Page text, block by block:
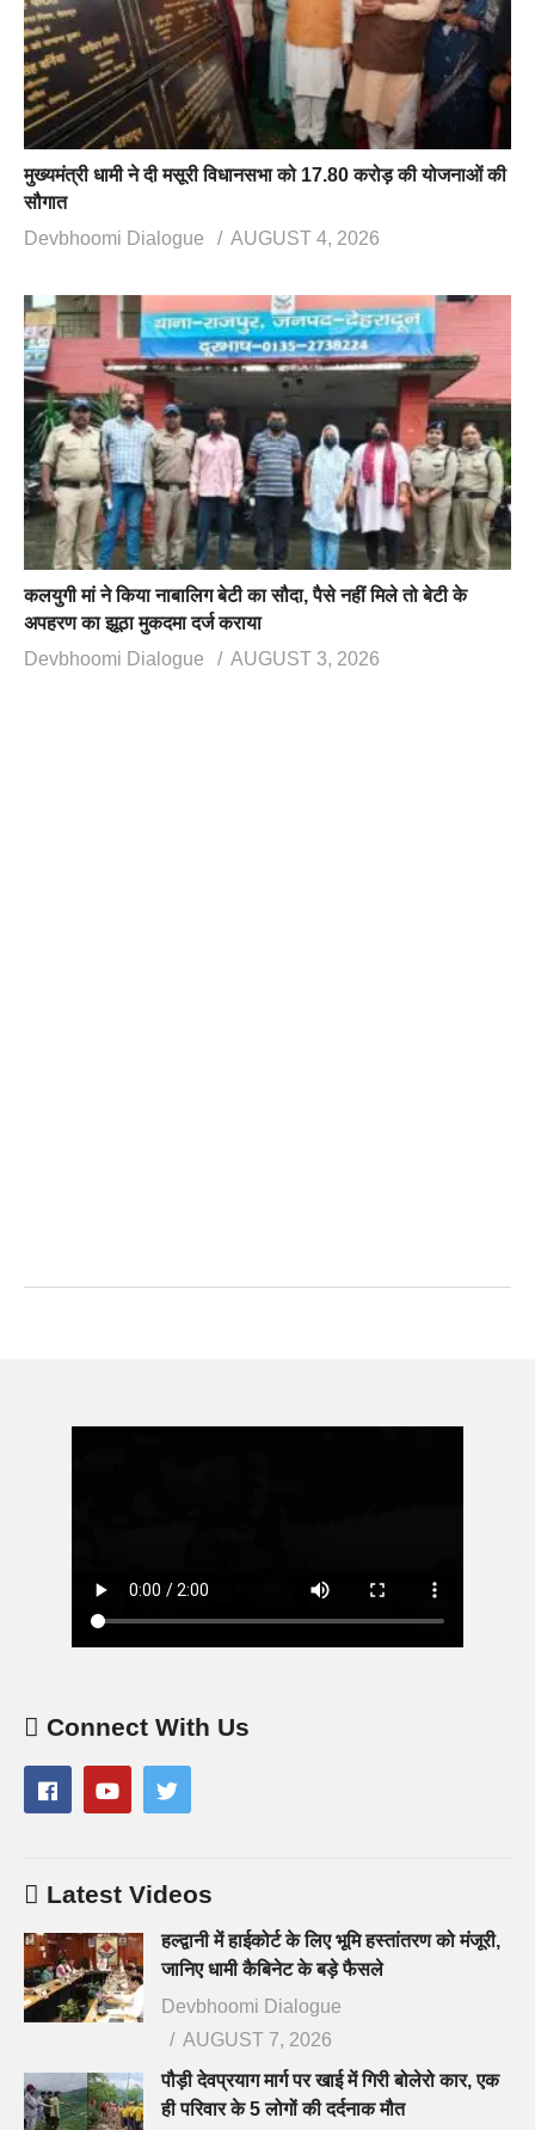
मुख्यमंत्री धामी ने दी मसूरी विधानसभा को 17.80 करोड़ की योजनाओं की
सौगात
Devbhoomi Dialogue
AUGUST 4, 2026
कलयुगी मां ने किया नाबालिग बेटी का सौदा, पैसे नहीं मिले तो बेटी के
अपहरण का झूठा मुकदमा दर्ज कराया
Devbhoomi Dialogue
AUGUST 3, 2026
Connect With Us
Latest Videos
हल्द्वानी में हाईकोर्ट के लिए भूमि हस्तांतरण को मंजूरी,
जानिए धामी कैबिनेट के बड़े फैसले
Devbhoomi Dialogue
AUGUST 7, 2026
पौड़ी देवप्रयाग मार्ग पर खाई में गिरी बोलेरो कार, एक
ही परिवार के 5 लोगों की दर्दनाक मौत